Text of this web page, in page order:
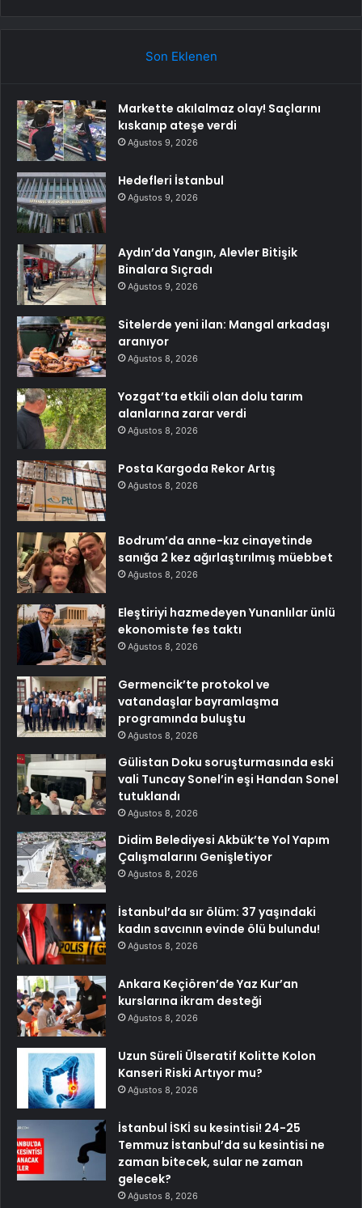
Son Eklenen
Markette akılalmaz olay! Saçlarını
kıskanıp ateşe verdi
Ağustos 9, 2026
Hedefleri İstanbul
Ağustos 9, 2026
Aydın’da Yangın, Alevler Bitişik
Binalara Sıçradı
Ağustos 9, 2026
Sitelerde yeni ilan: Mangal arkadaşı
aranıyor
Ağustos 8, 2026
Yozgat’ta etkili olan dolu tarım
alanlarına zarar verdi
Ağustos 8, 2026
Posta Kargoda Rekor Artış
Ağustos 8, 2026
Bodrum’da anne-kız cinayetinde
sanığa 2 kez ağırlaştırılmış müebbet
Ağustos 8, 2026
Eleştiriyi hazmedeyen Yunanlılar ünlü
ekonomiste fes taktı
Ağustos 8, 2026
Germencik’te protokol ve
vatandaşlar bayramlaşma
programında buluştu
Ağustos 8, 2026
Gülistan Doku soruşturmasında eski
vali Tuncay Sonel’in eşi Handan Sonel
tutuklandı
Ağustos 8, 2026
Didim Belediyesi Akbük’te Yol Yapım
Çalışmalarını Genişletiyor
Ağustos 8, 2026
İstanbul’da sır ölüm: 37 yaşındaki
kadın savcının evinde ölü bulundu!
Ağustos 8, 2026
Ankara Keçiören’de Yaz Kur’an
kurslarına ikram desteği
Ağustos 8, 2026
Uzun Süreli Ülseratif Kolitte Kolon
Kanseri Riski Artıyor mu?
Ağustos 8, 2026
İstanbul İSKİ su kesintisi! 24-25
Temmuz İstanbul’da su kesintisi ne
zaman bitecek, sular ne zaman
gelecek?
Ağustos 8, 2026